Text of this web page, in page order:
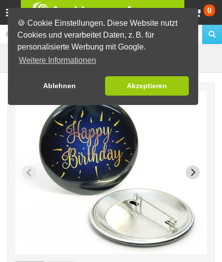
🍪 Cookie Einstellungen. Diese Website nutzt
Cookies und verarbeitet Daten, z. B. für
personalisierte Werbung mit Google.
Weitere Informationen
Ablehnen Akzeptieren
0
Fertig-Sortiment Geburtstage
< /picture>